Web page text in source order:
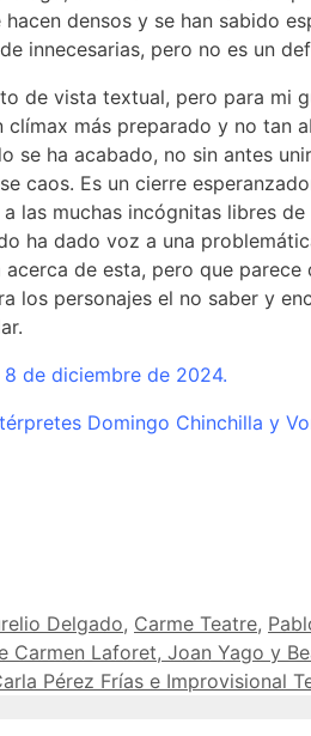
densos y se han sabido
innecesarias, pero no es un
de vista textual, pero para mi
clímax más preparado y no
se ha acabado, no sin antes
caos. Es un cierre
las muchas incógnitas libres
ha dado voz a una
de esta, pero que
los personajes el no saber y
de diciembre de 2024.
Domingo Chinchilla y
Delgado, Carme Teatre,
Carmen Laforet, Joan Yago y
Pérez Frías e Improvisional